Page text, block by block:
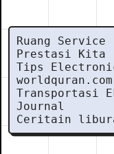
Ruang Service
Prestasi Kita
Tips Electronic
worldquran.com
Transportasi
Journal
Ceritain